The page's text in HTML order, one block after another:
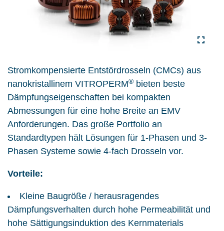
Stromkompensierte Entstördrosseln (CMCs) aus
nanokristallinem VITROPERM® bieten beste
Dämpfungseigenschaften bei kompakten
Abmessungen für eine hohe Breite an EMV
Anforderungen. Das große Portfolio an
Standardtypen hält Lösungen für 1-Phasen und 3-
Phasen Systeme sowie 4-fach Drosseln vor.
Vorteile:
Kleine Baugröße / herausragendes
Dämpfungsverhalten durch hohe Permeabilität und
hohe Sättigungsinduktion des Kernmaterials